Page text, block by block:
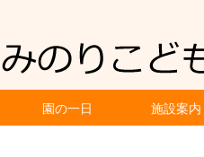
園の一日 施設案内